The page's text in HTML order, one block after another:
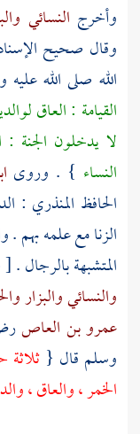
وأخرج النسائي
وقال صحيح
الله صلى الله
القيامة : العاق
لا يدخلون الجنة
النساء } . وروى
الحافظ المنذري :
الزنا مع علمه بهم .
المتشبهة بالرجال .[
والنسائيوالبزار
عمرو بن العاص
وسلم قال {
الخمر ، والعاق ،